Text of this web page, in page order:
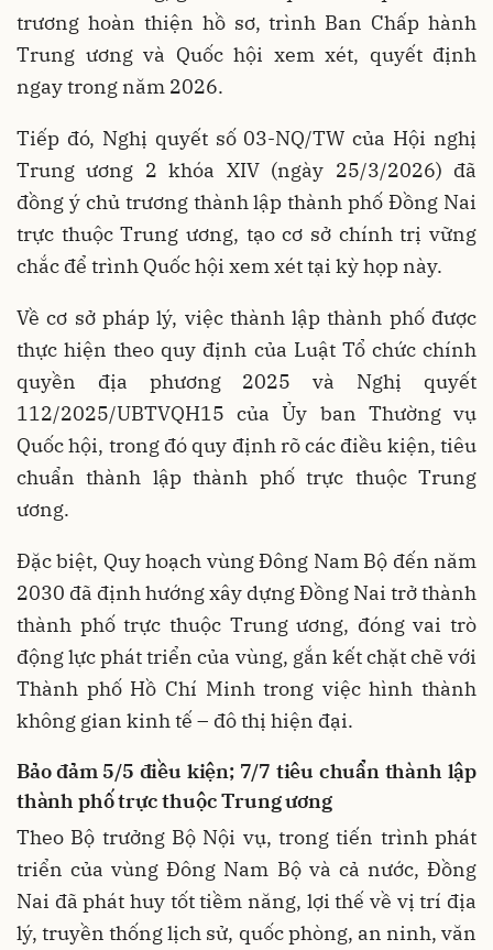
trương hoàn thiện hồ sơ, trình Ban Chấp hành
Trung ương và Quốc hội xem xét, quyết định
ngay trong năm 2026.
Tiếp đó, Nghị quyết số 03-NQ/TW của Hội nghị
Trung ương 2 khóa XIV (ngày 25/3/2026) đã
đồng ý chủ trương thành lập thành phố Đồng Nai
trực thuộc Trung ương, tạo cơ sở chính trị vững
chắc để trình Quốc hội xem xét tại kỳ họp này.
Về cơ sở pháp lý, việc thành lập thành phố được
thực hiện theo quy định của Luật Tổ chức chính
quyền địa phương 2025 và Nghị quyết
112/2025/UBTVQH15 của Ủy ban Thường vụ
Quốc hội, trong đó quy định rõ các điều kiện, tiêu
chuẩn thành lập thành phố trực thuộc Trung
ương.
Đặc biệt, Quy hoạch vùng Đông Nam Bộ đến năm
2030 đã định hướng xây dựng Đồng Nai trở thành
thành phố trực thuộc Trung ương, đóng vai trò
động lực phát triển của vùng, gắn kết chặt chẽ với
Thành phố Hồ Chí Minh trong việc hình thành
không gian kinh tế – đô thị hiện đại.
Bảo đảm 5/5 điều kiện; 7/7 tiêu chuẩn thành lập
thành phố trực thuộc Trung ương
Theo Bộ trưởng Bộ Nội vụ, trong tiến trình phát
triển của vùng Đông Nam Bộ và cả nước, Đồng
Nai đã phát huy tốt tiềm năng, lợi thế về vị trí địa
lý, truyền thống lịch sử, quốc phòng, an ninh, văn